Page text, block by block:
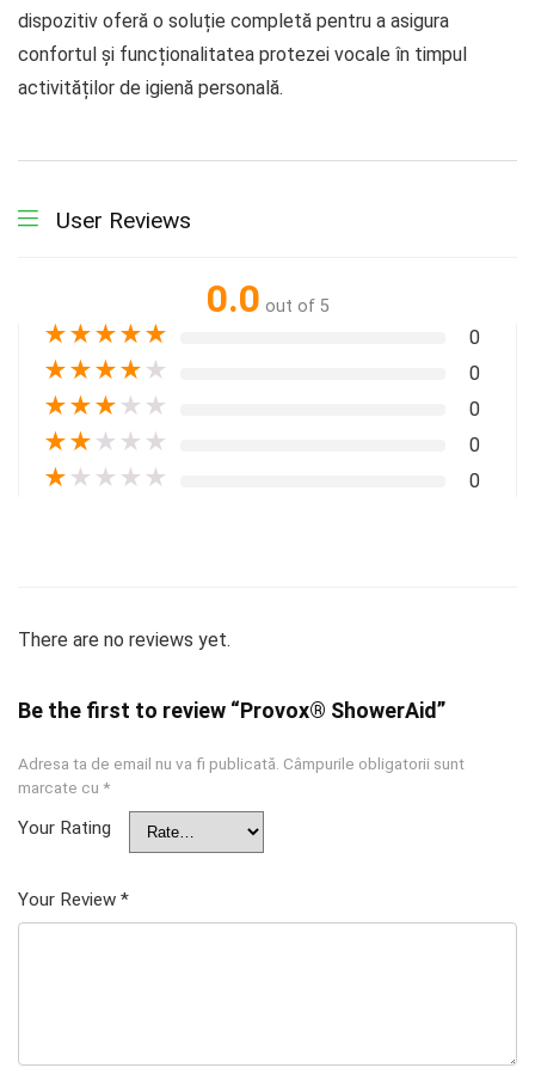
dispozitiv oferă o soluție completă pentru a asigura
confortul și funcționalitatea protezei vocale în timpul
activităților de igienă personală.
User Reviews
0.0 out of 5
★★★★★ 0
★★★★ ★ 0
★★★ ★ ★ 0
★★ ★ ★ ★ 0
★ ★ ★ ★ ★ 0
There are no reviews yet.
Be the first to review “Provox® ShowerAid”
Adresa ta de email nu va fi publicată. Câmpurile obligatorii sunt
marcate cu *
Your Rating
Your Review *